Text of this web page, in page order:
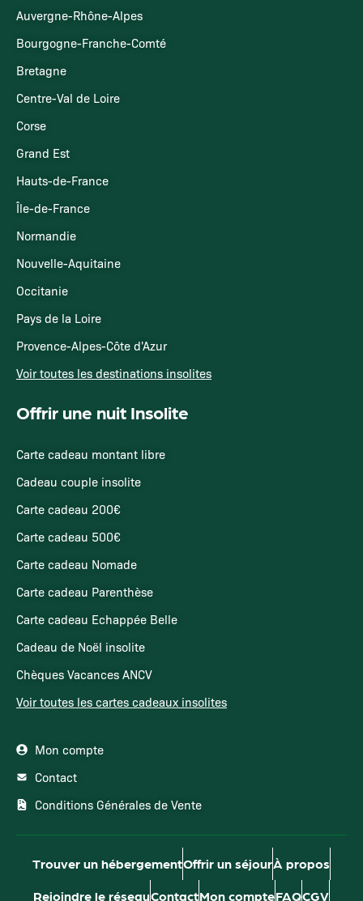
Auvergne-Rhône-Alpes
Bourgogne-Franche-Comté
Bretagne
Centre-Val de Loire
Corse
Grand Est
Hauts-de-France
Île-de-France
Normandie
Nouvelle-Aquitaine
Occitanie
Pays de la Loire
Provence-Alpes-Côte d'Azur
Voir toutes les destinations insolites
Offrir une nuit Insolite
Carte cadeau montant libre
Cadeau couple insolite
Carte cadeau 200€
Carte cadeau 500€
Carte cadeau Nomade
Carte cadeau Parenthèse
Carte cadeau Echappée Belle
Cadeau de Noël insolite
Chèques Vacances ANCV
Voir toutes les cartes cadeaux insolites
Mon compte
Contact
Conditions Générales de Vente
Trouver un hébergementOffrir un séjourÀ propos
Rejoindre le réseauContactMon compteFAQCGV